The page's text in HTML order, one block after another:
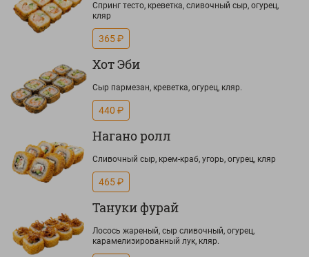
Спринг тесто, креветка, сливочный сыр, огурец,
кляр
365 ₽
Хот Эби
Сыр пармезан, креветка, огурец, кляр.
440 ₽
Нагано ролл
Сливочный сыр, крем-краб, угорь, огурец, кляр
465 ₽
Тануки фурай
Лосось жареный, сыр сливочный, огурец,
карамелизированный лук, кляр.